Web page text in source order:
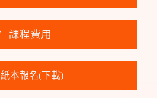
課程費用
紙本報名(下載)